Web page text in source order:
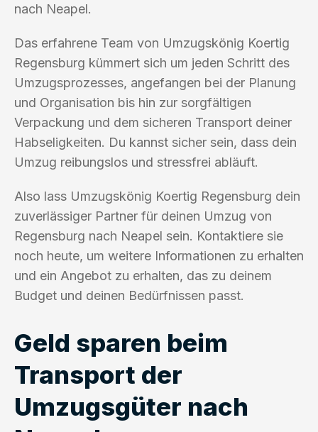
nach Neapel.
Das erfahrene Team von Umzugskönig Koertig
Regensburg kümmert sich um jeden Schritt des
Umzugsprozesses, angefangen bei der Planung
und Organisation bis hin zur sorgfältigen
Verpackung und dem sicheren Transport deiner
Habseligkeiten. Du kannst sicher sein, dass dein
Umzug reibungslos und stressfrei abläuft.
Also lass Umzugskönig Koertig Regensburg dein
zuverlässiger Partner für deinen Umzug von
Regensburg nach Neapel sein. Kontaktiere sie
noch heute, um weitere Informationen zu erhalten
und ein Angebot zu erhalten, das zu deinem
Budget und deinen Bedürfnissen passt.
Geld sparen beim
Transport der
Umzugsgüter nach